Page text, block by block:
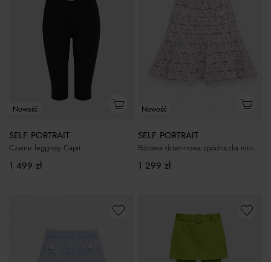
Nowość
SELF PORTRAIT
Czarne legginsy Capri
1 499 zł
Nowość
SELF PORTRAIT
Różowa dzianinowa spódniczka mini w kratkę
1 299 zł